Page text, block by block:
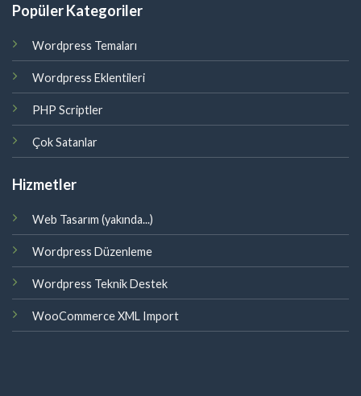
Popüler Kategoriler
Wordpress Temaları
Wordpress Eklentileri
PHP Scriptler
Çok Satanlar
Hizmetler
Web Tasarım (yakında...)
Wordpress Düzenleme
Wordpress Teknik Destek
WooCommerce XML Import